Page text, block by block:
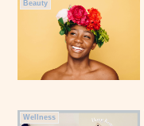
Beauty
Wellness